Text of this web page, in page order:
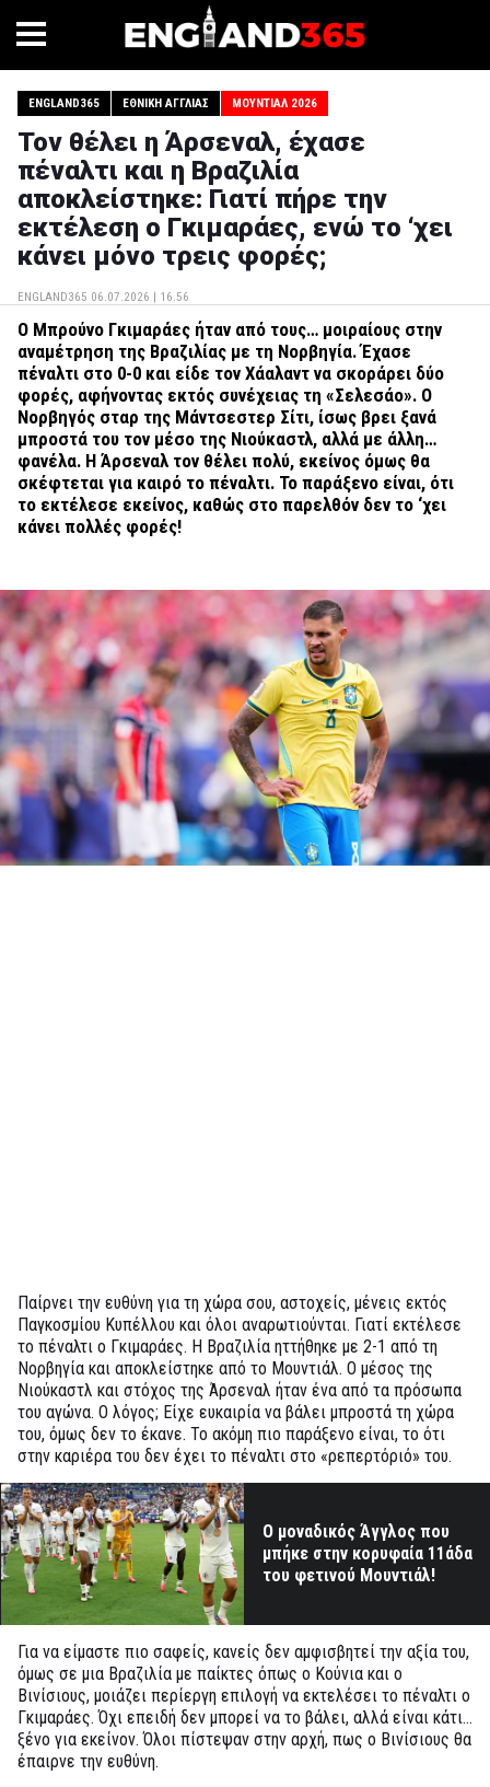
ENGLAND365 ΕΘΝΙΚΉ ΑΓΓΛΊΑΣ ΜΟΥΝΤΙΆΛ 2026
Τον θέλει η Άρσεναλ, έχασε
πέναλτι και η Βραζιλία
αποκλείστηκε: Γιατί πήρε την
εκτέλεση ο Γκιμαράες, ενώ το ‘χει
κάνει μόνο τρεις φορές;
ENGLAND365 06.07.2026 | 16.56
Ο Μπρούνο Γκιμαράες ήταν από τους… μοιραίους στην
αναμέτρηση της Βραζιλίας με τη Νορβηγία. Έχασε
πέναλτι στο 0-0 και είδε τον Χάαλαντ να σκοράρει δύο
φορές, αφήνοντας εκτός συνέχειας τη «Σελεσάο». Ο
Νορβηγός σταρ της Μάντσεστερ Σίτι, ίσως βρει ξανά
μπροστά του τον μέσο της Νιούκαστλ, αλλά με άλλη…
φανέλα. Η Άρσεναλ τον θέλει πολύ, εκείνος όμως θα
σκέφτεται για καιρό το πέναλτι. Το παράξενο είναι, ότι
το εκτέλεσε εκείνος, καθώς στο παρελθόν δεν το ‘χει
κάνει πολλές φορές!
Παίρνει την ευθύνη για τη χώρα σου, αστοχείς, μένεις εκτός
Παγκοσμίου Κυπέλλου και όλοι αναρωτιούνται. Γιατί εκτέλεσε
το πέναλτι ο Γκιμαράες. Η Βραζιλία ηττήθηκε με 2-1 από τη
Νορβηγία και αποκλείστηκε από το Μουντιάλ. Ο μέσος της
Νιούκαστλ και στόχος της Άρσεναλ ήταν ένα από τα πρόσωπα
του αγώνα. Ο λόγος; Είχε ευκαιρία να βάλει μπροστά τη χώρα
του, όμως δεν το έκανε. Το ακόμη πιο παράξενο είναι, το ότι
στην καριέρα του δεν έχει το πέναλτι στο «ρεπερτόριό» του.
Ο μοναδικός Άγγλος που
μπήκε στην κορυφαία 11άδα
του φετινού Μουντιάλ!
Για να είμαστε πιο σαφείς, κανείς δεν αμφισβητεί την αξία του,
όμως σε μια Βραζιλία με παίκτες όπως ο Κούνια και ο
Βινίσιους, μοιάζει περίεργη επιλογή να εκτελέσει το πέναλτι ο
Γκιμαράες. Όχι επειδή δεν μπορεί να το βάλει, αλλά είναι κάτι…
ξένο για εκείνον. Όλοι πίστεψαν στην αρχή, πως ο Βινίσιους θα
έπαιρνε την ευθύνη.